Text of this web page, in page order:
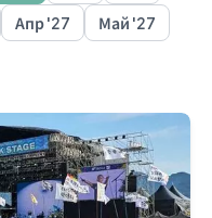
IncheonJejuSeoul
Апр '27
Май '27